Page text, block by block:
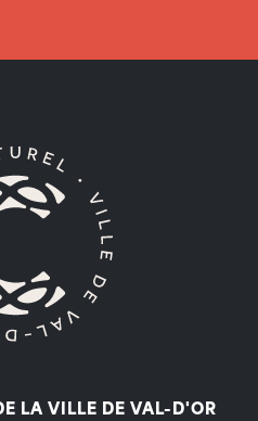
LA VILLE DE VAL-D'OR